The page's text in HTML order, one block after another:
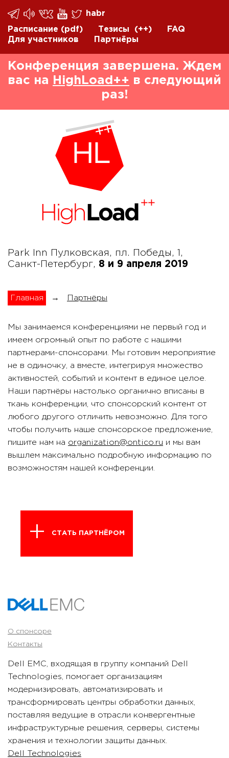
habr
Расписание (pdf) Тезисы (++)
FAQ
Для участников
Партнёры
Конференция завершена. Ждем
вас на
HighLoad++ в следующий
раз!
Park Inn Пулковская, пл. Победы, 1,
Санкт-Петербург, 8 и 9 апреля 2019
Главная → Партнёры
Мы занимаемся конференциями не первый год и
имеем огромный опыт по работе с нашими
партнерами-спонсорами. Мы готовим мероприятие
не в одиночку, а вместе, интегрируя множество
активностей, событий и контент в единое целое.
Наши партнёры настолько органично вписаны в
ткань конференции, что спонсорский контент от
любого другого отличить невозможно. Для того
чтобы получить наше спонсорское предложение,
пишите нам на organization@ontico.ru и мы вам
вышлем максимально подробную информацию по
возможностям нашей конференции.
СТАТЬ ПАРТНЁРОМ
О спонсоре
Контакты
Dell EMC, входящая в группу компаний Dell
Technologies, помогает организациям
модернизировать, автоматизировать и
трансформировать центры обработки данных,
поставляя ведущие в отрасли конвергентные
инфраструктурные решения, серверы, системы
хранения и технологии защиты данных.
Dell Technologies